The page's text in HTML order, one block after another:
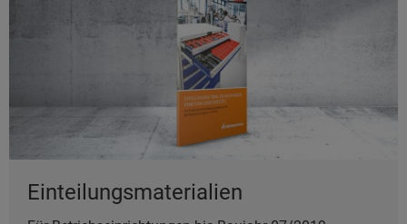
Einteilungsmaterialien